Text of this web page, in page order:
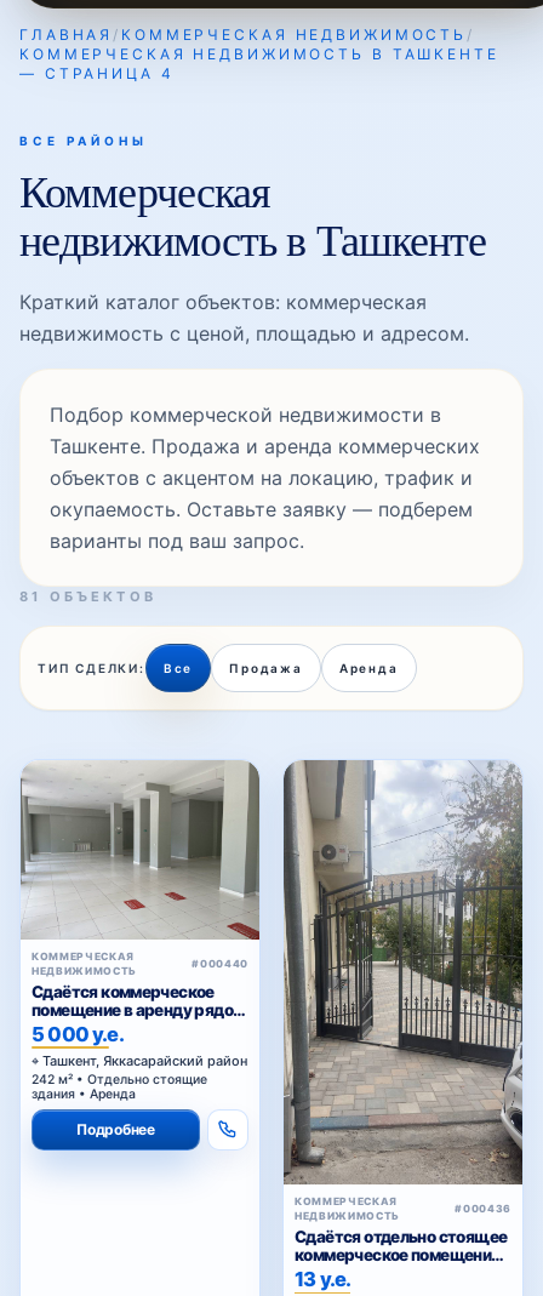
ГЛАВНАЯ / КОММЕРЧЕСКАЯ НЕДВИЖИМОСТЬ /
КОММЕРЧЕСКАЯ НЕДВИЖИМОСТЬ В ТАШКЕНТЕ
— СТРАНИЦА 4
ВСЕ РАЙОНЫ
Коммерческая
недвижимость в Ташкенте
Краткий каталог объектов: коммерческая
недвижимость с ценой, площадью и адресом.
Подбор коммерческой недвижимости в
Ташкенте. Продажа и аренда коммерческих
объектов с акцентом на локацию, трафик и
окупаемость. Оставьте заявку — подберем
варианты под ваш запрос.
81 ОБЪЕКТОВ
ТИП СДЕЛКИ: Все Продажа Аренда
КОММЕРЧЕСКАЯ
НЕДВИЖИМОСТЬ
#000440
Сдаётся коммерческое
помещение в аренду рядом
Голубые купола
5 000 у.е.
Ташкент, Яккасарайский район
242 м² • Отдельно стоящие
здания • Аренда
Подробнее
КОММЕРЧЕСКАЯ
НЕДВИЖИМОСТЬ
#000436
Сдаётся отдельно стоящее
коммерческое помещение
в аренду
13 у.е.